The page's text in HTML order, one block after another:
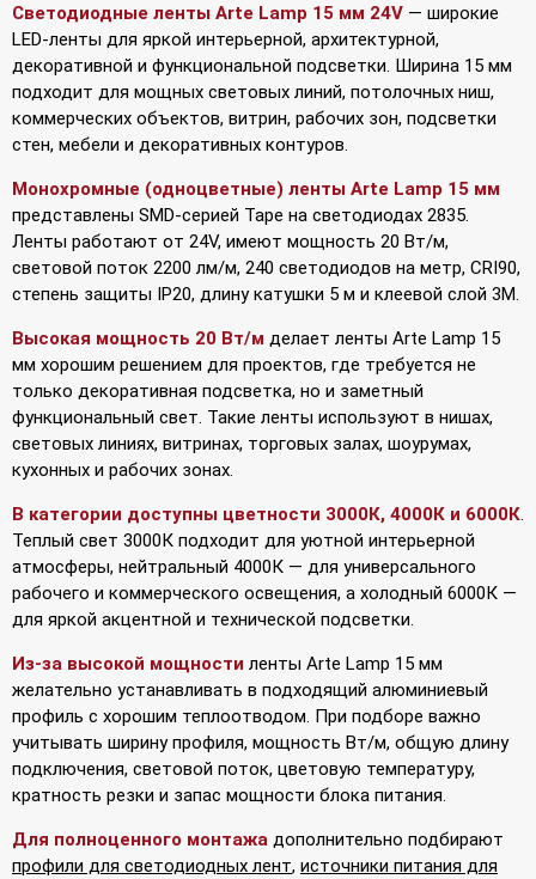
Светодиодные ленты Arte Lamp 15 мм 24V — широкие
LED-ленты для яркой интерьерной, архитектурной,
декоративной и функциональной подсветки. Ширина 15 мм
подходит для мощных световых линий, потолочных ниш,
коммерческих объектов, витрин, рабочих зон, подсветки
стен, мебели и декоративных контуров.
Монохромные (одноцветные) ленты Arte Lamp 15 мм
представлены SMD-серией Tape на светодиодах 2835.
Ленты работают от 24V, имеют мощность 20 Вт/м,
световой поток 2200 лм/м, 240 светодиодов на метр, CRI90,
степень защиты IP20, длину катушки 5 м и клеевой слой 3M.
Высокая мощность 20 Вт/м делает ленты Arte Lamp 15
мм хорошим решением для проектов, где требуется не
только декоративная подсветка, но и заметный
функциональный свет. Такие ленты используют в нишах,
световых линиях, витринах, торговых залах, шоурумах,
кухонных и рабочих зонах.
В категории доступны цветности 3000К, 4000К и 6000К.
Теплый свет 3000К подходит для уютной интерьерной
атмосферы, нейтральный 4000К — для универсального
рабочего и коммерческого освещения, а холодный 6000К —
для яркой акцентной и технической подсветки.
Из-за высокой мощности ленты Arte Lamp 15 мм
желательно устанавливать в подходящий алюминиевый
профиль с хорошим теплоотводом. При подборе важно
учитывать ширину профиля, мощность Вт/м, общую длину
подключения, световой поток, цветовую температуру,
кратность резки и запас мощности блока питания.
Для полноценного монтажа дополнительно подбирают
профили для светодиодных лент, источники питания для